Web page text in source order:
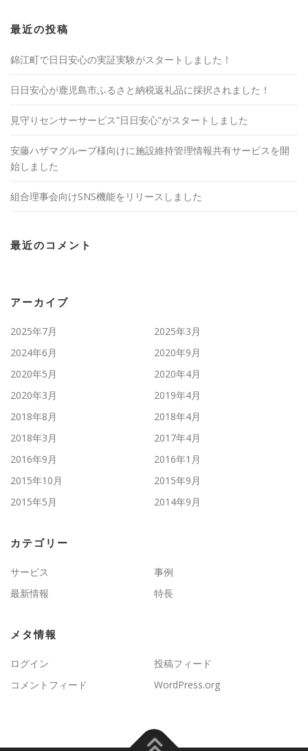
最近の投稿
錦江町で日日安心の実証実験がスタートしました！
日日安心が鹿児島市ふるさと納税返礼品に採択されました！
見守りセンサーサービス”日日安心”がスタートしました
安藤ハザマグループ様向けに施設維持管理情報共有サービスを開
始しました
組合理事会向けSNS機能をリリースしました
最近のコメント
アーカイブ
2025年7月
2025年3月
2024年6月
2020年9月
2020年5月
2020年4月
2020年3月
2019年4月
2018年8月
2018年4月
2018年3月
2017年4月
2016年9月
2016年1月
2015年10月
2015年9月
2015年5月
2014年9月
カテゴリー
サービス
事例
最新情報
特長
メタ情報
ログイン
投稿フィード
コメントフィード
WordPress.org